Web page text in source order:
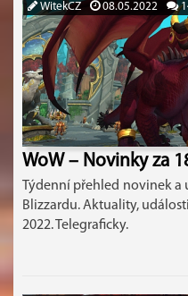
WitekCZ 08.05.2022
WoW – Novinky za
Týdenní přehled novinek a
Blizzardu. Aktuality,
2022. Telegraficky.